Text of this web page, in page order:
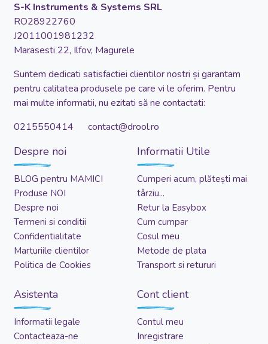
S-K Instruments & Systems SRL
RO28922760
J2011001981232
Marasesti 22, Ilfov, Magurele
Suntem dedicati satisfactiei clientilor nostri și garantam
pentru calitatea produsele pe care vi le oferim. Pentru
mai multe informatii, nu ezitati să ne contactati:
0215550414 contact@drool.ro
Despre noi
BLOG pentru MAMICI
Produse NOI
Despre noi
Termeni si conditii
Confidentialitate
Marturiile clientilor
Politica de Cookies
Informatii Utile
Cumperi acum, plătești mai
târziu...
Retur la Easybox
Cum cumpar
Cosul meu
Metode de plata
Transport si retururi
Asistenta
Informatii legale
Contacteaza-ne
Cont client
Contul meu
Inregistrare